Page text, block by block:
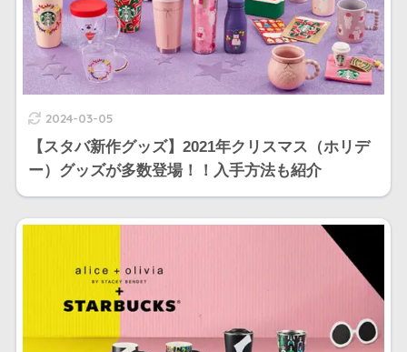
2024-03-05
【スタバ新作グッズ】2021年クリスマス（ホリデ
ー）グッズが多数登場！！入手方法も紹介